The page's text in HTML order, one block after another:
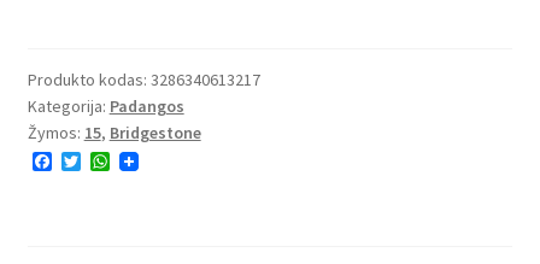
MAX
140/90
-
15
Produkto kodas: 3286340613217
Kategorija: Padangos
Žymos: 15, Bridgestone
F
T
W